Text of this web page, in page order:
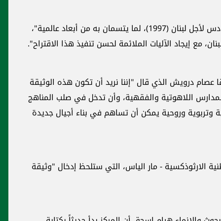
ولفت إلى أن "ثمة ما يجمع بين الوثيقة والسينودس لأجل لبنان (1997)، لما يتسمان به من أبعاد عالمية"،
مع إيجاد الآليات الملائمة لحسن تنفيذ هذا الاقتراح".
عصام درويش الذي قال "إننا نريد أن تكون هذه الوثيقة
اللاهوتية والفقهية، وأن تدخل في صلب المناهج
وتربوية وروحية يمكن أن تساهم في بناء أجيال جديدة
الارثوذكسية - مار الياس، التي ستلحظ إدخال "وثيقة